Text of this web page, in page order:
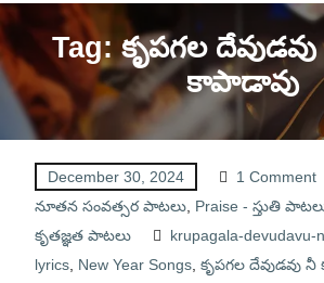
Tag: కృపగల
కాపాడావు
December 30, 2024 1 Comment
నూతన సంవత్సర పాటలు, Praise - స్తుతి
కృతజ్ఞత పాటలు
krupagala-devudavu-
lyrics, New Year Songs, కృపగల దేవుడవు